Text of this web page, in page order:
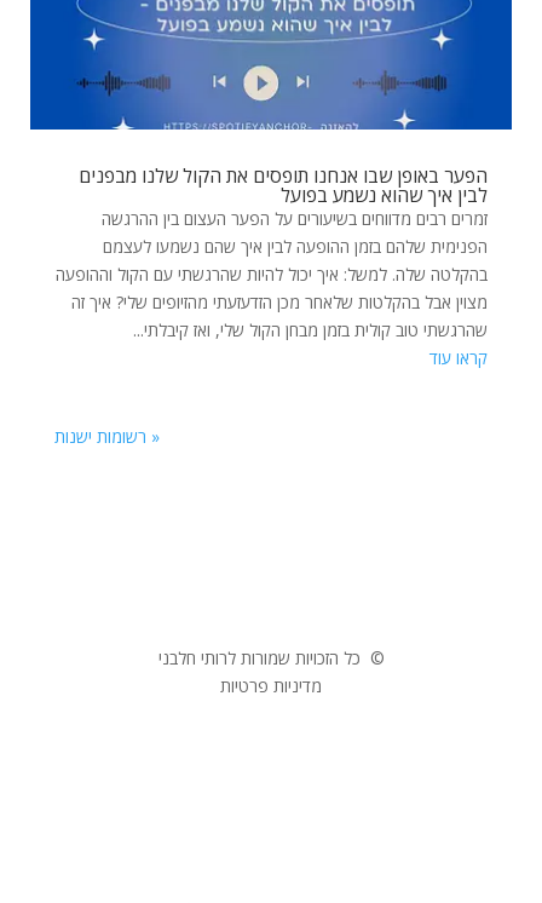
הפער באופן שבו אנחנו תופסים את הקול שלנו מבפנים
לבין איך שהוא נשמע בפועל
זמרים רבים מדווחים בשיעורים על הפער העצום בין ההרגשה
הפנימית שלהם בזמן ההופעה לבין איך שהם נשמעו לעצמם
בהקלטה שלה. למשל: איך יכול להיות שהרגשתי עם הקול וההופעה
מצוין אבל בהקלטות שלאחר מכן הזדעזעתי מהזיופים שלי? איך זה
שהרגשתי טוב קולית בזמן מבחן הקול שלי, ואז קיבלתי...
קראו עוד
« רשומות ישנות
© כל הזכויות שמורות לרותי חלבני
מדיניות פרטיות